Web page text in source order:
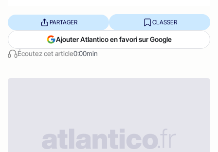
Écoutez cet article0:00min
PARTAGER CLASSER
Ajouter Atlantico en favori sur Google